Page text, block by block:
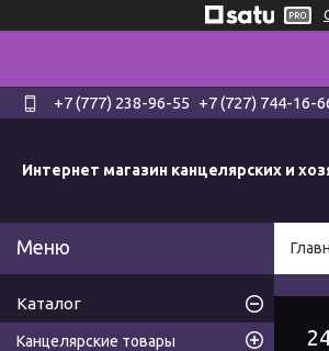
+7 (777) 238-96-55 +7 (727) 744-16-
Интернет магазин канцелярских и
Каталог
Канцелярские товары